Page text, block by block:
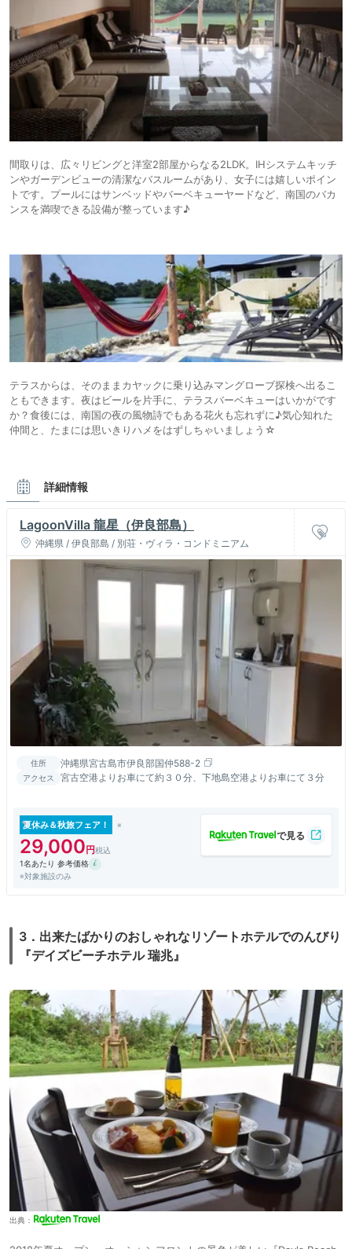
間取りは、広々リビングと洋室2部屋からなる2LDK。IHシステムキッチ
ンやガーデンビューの清潔なバスルームがあり、女子には嬉しいポイン
トです。プールにはサンベッドやバーベキューヤードなど、南国のバカ
ンスを満喫できる設備が整っています♪
テラスからは、そのままカヤックに乗り込みマングローブ探検へ出るこ
ともできます。夜はビールを片手に、テラスバーベキューはいかがです
か？食後には、南国の夜の風物詩でもある花火も忘れずに♪気心知れた
仲間と、たまには思いきりハメをはずしちゃいましょう☆
詳細情報
LagoonVilla 龍星（伊良部島）
沖縄県 / 伊良部島 / 別荘・ヴィラ・コンドミニアム
住所 沖縄県宮古島市伊良部国仲588-2
アクセス 宮古空港よりお車にて約３０分、下地島空港よりお車にて３分
夏休み＆秋旅フェア！
29,000
1名あたり 参考価格
※対象施設のみ
3．出来たばかりのおしゃれなリゾートホテルでのんびり
『デイズビーチホテル 瑞兆』
出典：